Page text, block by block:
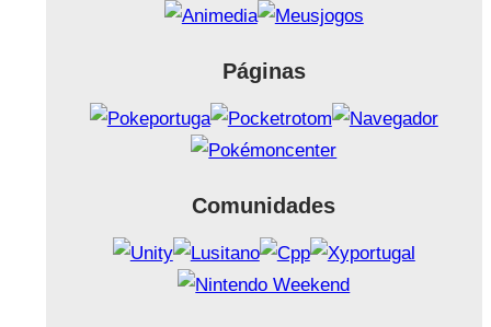
Páginas
Comunidades